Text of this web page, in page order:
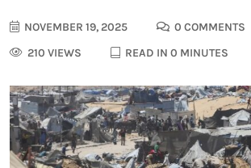
NOVEMBER 19, 2025
0 COMMENTS
210 VIEWS
READ IN 0 MINUTES